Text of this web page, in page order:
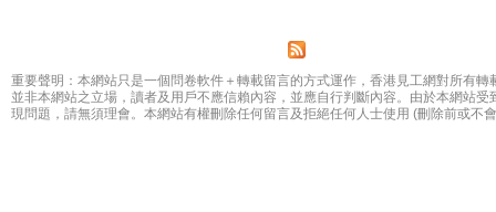
重要聲明：本網站只是一個問卷軟件＋轉載留言的方式運作，香港見工網對所有
並非本網站之立場，讀者及用戶不應信賴內容，並應自行判斷內容。由於本網站
現問題，請無須理會。本網站有權刪除任何留言及拒絕任何人士使用 (刪除前或